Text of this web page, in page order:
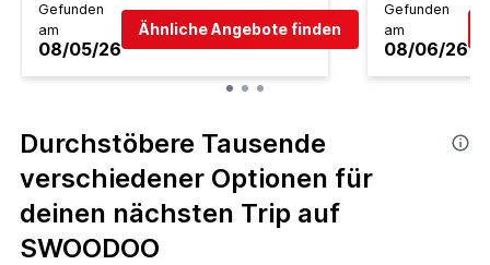
Gefunden
am
08/05/26
Ähnliche Angebote finden
Gefunden
am
08/06/26
Durchstöbere Tausende
verschiedener Optionen für
deinen nächsten Trip auf
SWOODOO